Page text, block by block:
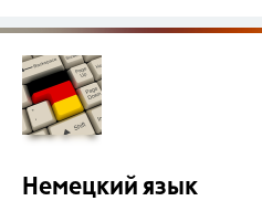
Немецкий язык